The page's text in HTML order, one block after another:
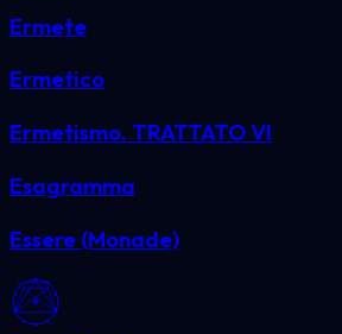
Ermete
Ermetico
Ermetismo. TRATTATO VI
Esagramma
Essere (Monade)